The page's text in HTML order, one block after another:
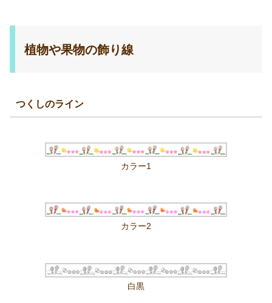
植物や果物の飾り線
つくしのライン
カラー1
カラー2
白黒